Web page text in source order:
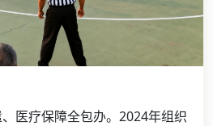
医疗保障全包办。2024年组织